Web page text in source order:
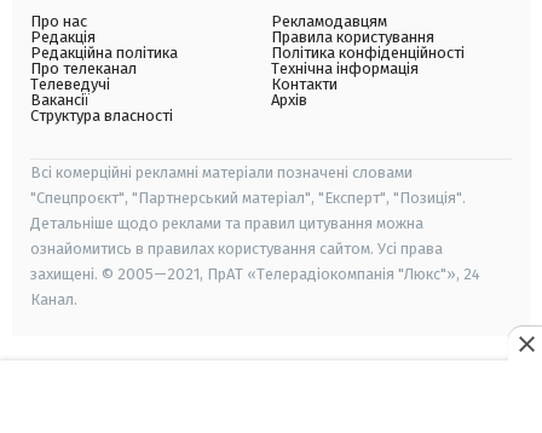
Про нас
Редакція
Редакційна політика
Про телеканал
Телеведучі
Вакансії
Структура власності
Рекламодавцям
Правила користування
Політика конфіденційності
Технічна інформація
Контакти
Архів
Всі комерційні рекламні матеріали позначені словами
"Спецпроєкт", "Партнерський матеріал", "Експерт", "Позиція".
Детальніше щодо реклами та правил цитування можна
ознайомитись в правилах користування сайтом. Усі права
захищені. © 2005—2021, ПрАТ «Телерадіокомпанія "Люкс"», 24
Канал.